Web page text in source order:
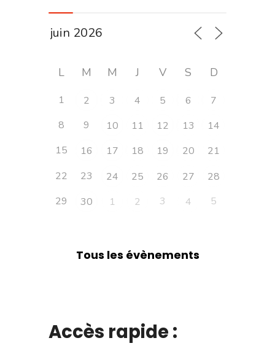
L M M J V S D
1 2 3 4 5 6
7
8
9 10 11 12 13
14
15
16 17 18 19 20
21
22
23 24 25 26 27
28
29
30 1 2 3 4 5
Tous les évènements
Accès rapide :